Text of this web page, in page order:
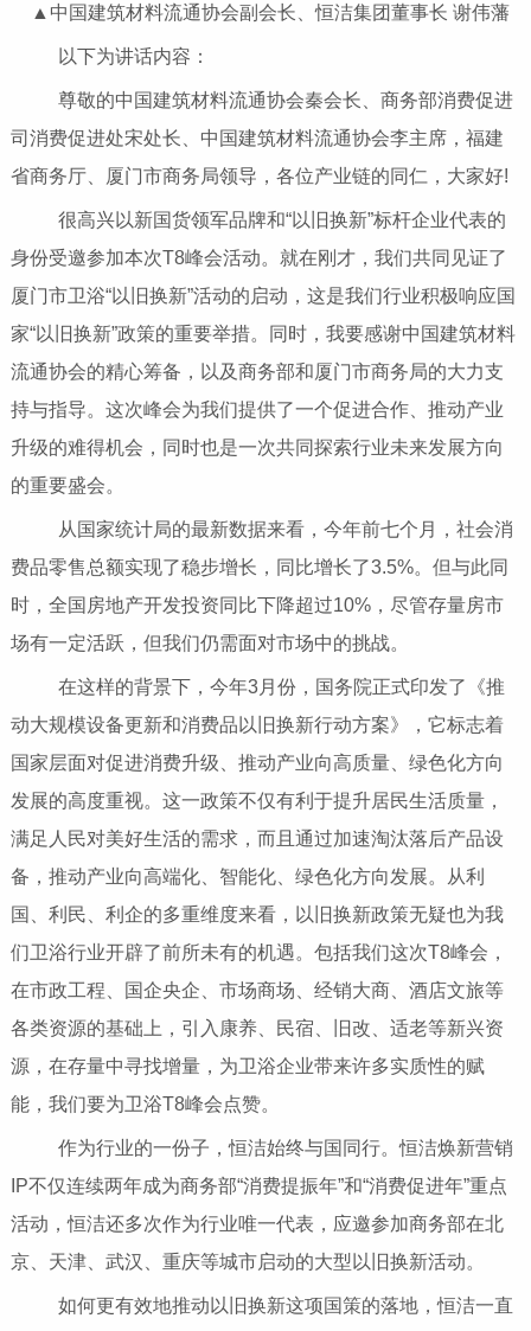
▲中国建筑材料流通协会副会长、恒洁集团董事长 谢伟藩
以下为讲话内容：
尊敬的中国建筑材料流通协会秦会长、商务部消费促进
司消费促进处宋处长、中国建筑材料流通协会李主席，福建
省商务厅、厦门市商务局领导，各位产业链的同仁，大家好!
很高兴以新国货领军品牌和“以旧换新”标杆企业代表的
身份受邀参加本次T8峰会活动。就在刚才，我们共同见证了
厦门市卫浴“以旧换新”活动的启动，这是我们行业积极响应国
家“以旧换新”政策的重要举措。同时，我要感谢中国建筑材料
流通协会的精心筹备，以及商务部和厦门市商务局的大力支
持与指导。这次峰会为我们提供了一个促进合作、推动产业
升级的难得机会，同时也是一次共同探索行业未来发展方向
的重要盛会。
从国家统计局的最新数据来看，今年前七个月，社会消
费品零售总额实现了稳步增长，同比增长了3.5%。但与此同
时，全国房地产开发投资同比下降超过10%，尽管存量房市
场有一定活跃，但我们仍需面对市场中的挑战。
在这样的背景下，今年3月份，国务院正式印发了《推
动大规模设备更新和消费品以旧换新行动方案》，它标志着
国家层面对促进消费升级、推动产业向高质量、绿色化方向
发展的高度重视。这一政策不仅有利于提升居民生活质量，
满足人民对美好生活的需求，而且通过加速淘汰落后产品设
备，推动产业向高端化、智能化、绿色化方向发展。从利
国、利民、利企的多重维度来看，以旧换新政策无疑也为我
们卫浴行业开辟了前所未有的机遇。包括我们这次T8峰会，
在市政工程、国企央企、市场商场、经销大商、酒店文旅等
各类资源的基础上，引入康养、民宿、旧改、适老等新兴资
源，在存量中寻找增量，为卫浴企业带来许多实质性的赋
能，我们要为卫浴T8峰会点赞。
作为行业的一份子，恒洁始终与国同行。恒洁焕新营销
IP不仅连续两年成为商务部“消费提振年”和“消费促进年”重点
活动，恒洁还多次作为行业唯一代表，应邀参加商务部在北
京、天津、武汉、重庆等城市启动的大型以旧换新活动。
如何更有效地推动以旧换新这项国策的落地，恒洁一直